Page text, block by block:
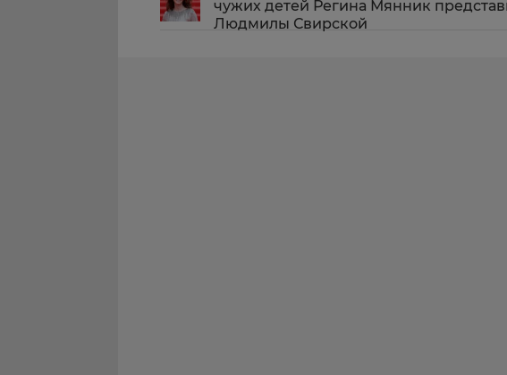
чужих детей Регина Мянник
Людмилы Свирской